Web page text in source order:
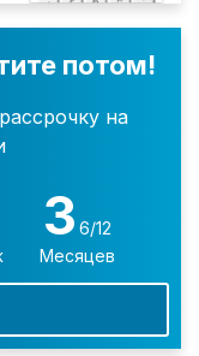
потом!
на
3 6/12
Месяцев